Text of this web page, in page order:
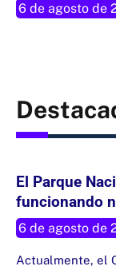
6 de agosto de
El Parque
funcionando
6 de agosto de
Actualmente, el